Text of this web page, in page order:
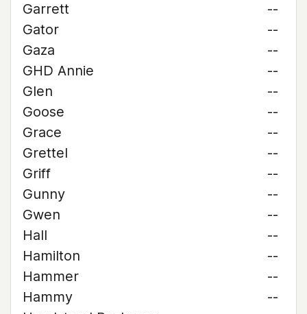
Garrett
--
Gator
--
Gaza
--
GHD Annie
--
Glen
--
Goose
--
Grace
--
Grettel
--
Griff
--
Gunny
--
Gwen
--
Hall
--
Hamilton
--
Hammer
--
Hammy
--